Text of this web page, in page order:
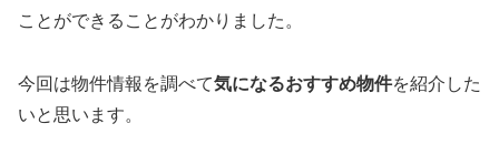
ことができることがわかりました。
今回は物件情報を調べて気になるおすすめ物件を紹介した
いと思います。